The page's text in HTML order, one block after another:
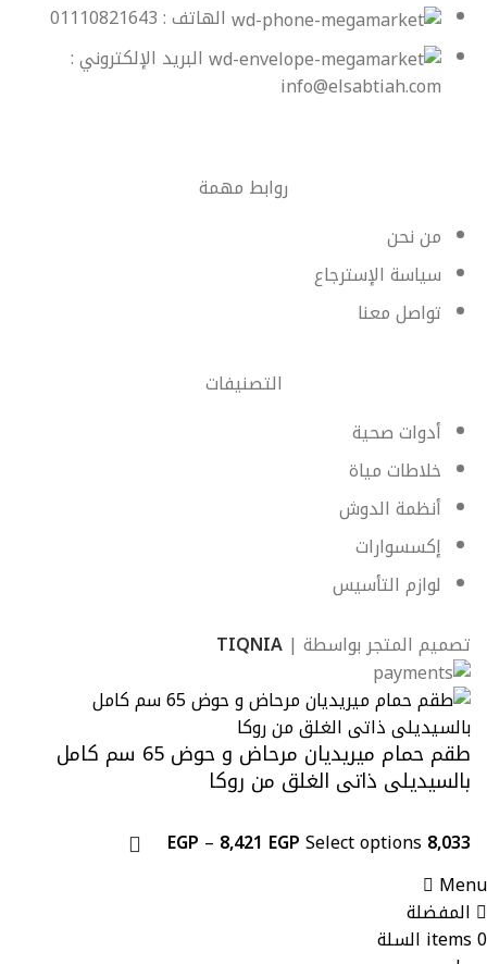
الهاتف : 01110821643
البريد الإلكتروني :
info@elsabtiah.com
روابط مهمة
من نحن
سياسة الإسترجاع
تواصل معنا
التصنيفات
أدوات صحية
خلاطات مياة
أنظمة الدوش
إكسسوارات
لوازم التأسيس
تصميم المتجر بواسطة | TIQNIA
طقم حمام ميريديان مرحاض و حوض 65 سم كامل
بالسيديلى ذاتى الغلق من روكا
8,033
EGP – 8,421 EGPSelect options
Menu
المفضلة
0
items السلة